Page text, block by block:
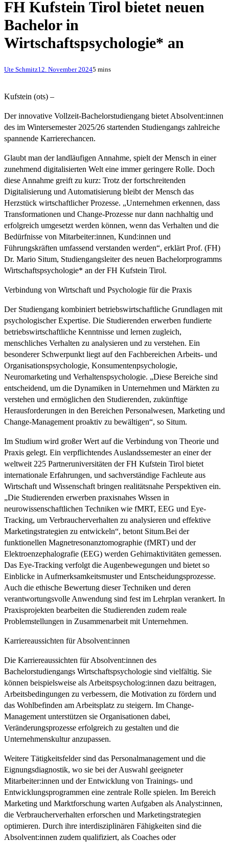
FH Kufstein Tirol bietet neuen
Bachelor in
Wirtschaftspsychologie* an
Ute Schmitz12. November 20245 mins
Kufstein (ots) –
Der innovative Vollzeit-Bachelorstudiengang bietet Absolvent:innen
des im Wintersemester 2025/26 startenden Studiengangs zahlreiche
spannende Karrierechancen.
Glaubt man der landläufigen Annahme, spielt der Mensch in einer
zunehmend digitalisierten Welt eine immer geringere Rolle. Doch
diese Annahme greift zu kurz: Trotz der fortschreitenden
Digitalisierung und Automatisierung bleibt der Mensch das
Herzstück wirtschaftlicher Prozesse. „Unternehmen erkennen, dass
Transformationen und Change-Prozesse nur dann nachhaltig und
erfolgreich umgesetzt werden können, wenn das Verhalten und die
Bedürfnisse von Mitarbeiter:innen, Kund:innen und
Führungskräften umfassend verstanden werden“, erklärt Prof. (FH)
Dr. Mario Situm, Studiengangsleiter des neuen Bachelorprogramms
Wirtschaftspsychologie* an der FH Kufstein Tirol.
Verbindung von Wirtschaft und Psychologie für die Praxis
Der Studiengang kombiniert betriebswirtschaftliche Grundlagen mit
psychologischer Expertise. Die Studierenden erwerben fundierte
betriebswirtschaftliche Kenntnisse und lernen zugleich,
menschliches Verhalten zu analysieren und zu verstehen. Ein
besonderer Schwerpunkt liegt auf den Fachbereichen Arbeits- und
Organisationspsychologie, Konsumentenpsychologie,
Neuromarketing und Verhaltenspsychologie. „Diese Bereiche sind
entscheidend, um die Dynamiken in Unternehmen und Märkten zu
verstehen und ermöglichen den Studierenden, zukünftige
Herausforderungen in den Bereichen Personalwesen, Marketing und
Change-Management proaktiv zu bewältigen“, so Situm.
Im Studium wird großer Wert auf die Verbindung von Theorie und
Praxis gelegt. Ein verpflichtendes Auslandssemester an einer der
weltweit 225 Partneruniversitäten der FH Kufstein Tirol bietet
internationale Erfahrungen, und sachverständige Fachleute aus
Wirtschaft und Wissenschaft bringen realitätsnahe Perspektiven ein.
„Die Studierenden erwerben praxisnahes Wissen in
neurowissenschaftlichen Techniken wie fMRT, EEG und Eye-
Tracking, um Verbraucherverhalten zu analysieren und effektive
Marketingstrategien zu entwickeln“, betont Situm.Bei der
funktionellen Magnetresonanztomographie (fMRT) und der
Elektroenzephalografie (EEG) werden Gehirnaktivitäten gemessen.
Das Eye-Tracking verfolgt die Augenbewegungen und bietet so
Einblicke in Aufmerksamkeitsmuster und Entscheidungsprozesse.
Auch die ethische Bewertung dieser Techniken und deren
verantwortungsvolle Anwendung sind fest im Lehrplan verankert. In
Praxisprojekten bearbeiten die Studierenden zudem reale
Problemstellungen in Zusammenarbeit mit Unternehmen.
Karriereaussichten für Absolvent:innen
Die Karriereaussichten für Absolvent:innen des
Bachelorstudiengangs Wirtschaftspsychologie sind vielfältig. Sie
können beispielsweise als Arbeitspsycholog:innen dazu beitragen,
Arbeitsbedingungen zu verbessern, die Motivation zu fördern und
das Wohlbefinden am Arbeitsplatz zu steigern. Im Change-
Management unterstützen sie Organisationen dabei,
Veränderungsprozesse erfolgreich zu gestalten und die
Unternehmenskultur anzupassen.
Weitere Tätigkeitsfelder sind das Personalmanagement und die
Eignungsdiagnostik, wo sie bei der Auswahl geeigneter
Mitarbeiter:innen und der Entwicklung von Trainings- und
Entwicklungsprogrammen eine zentrale Rolle spielen. Im Bereich
Marketing und Marktforschung warten Aufgaben als Analyst:innen,
die Verbraucherverhalten erforschen und Marketingstrategien
optimieren. Durch ihre interdisziplinären Fähigkeiten sind die
Absolvent:innen zudem qualifiziert, als Coaches oder